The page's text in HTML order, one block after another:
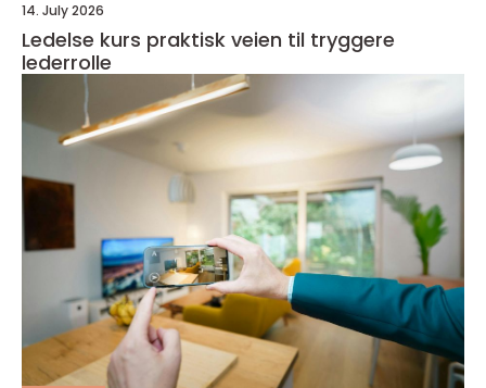
14. July 2026
Ledelse kurs praktisk veien til tryggere
lederrolle